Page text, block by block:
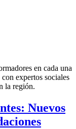
en cada una
expertos sociales
la región.
Nuevos